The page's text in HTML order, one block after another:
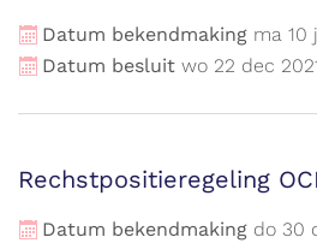
Datum bekendmaking ma 10
Datum besluit wo 22 dec
Rechstpositieregeling
Datum bekendmaking do 30